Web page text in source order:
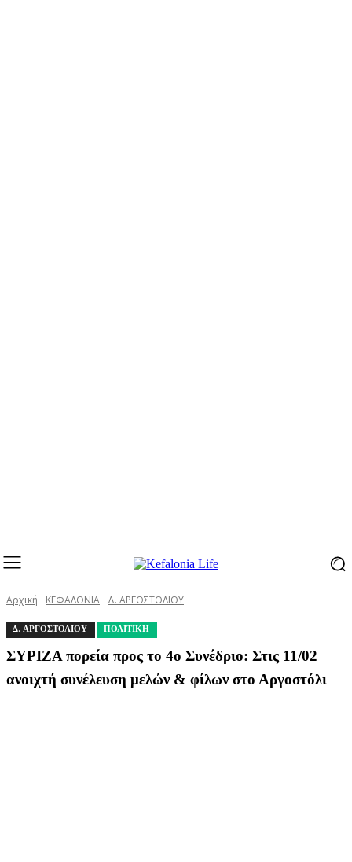
Αρχική ΚΕΦΑΛΟΝΙΑ Δ. ΑΡΓΟΣΤΟΛΙΟΥ
Δ. ΑΡΓΟΣΤΟΛΙΟΥ ΠΟΛΙΤΙΚΗ
ΣΥΡΙΖΑ πορεία προς το 4ο Συνέδριο: Στις 11/02
ανοιχτή συνέλευση μελών & φίλων στο Αργοστόλι